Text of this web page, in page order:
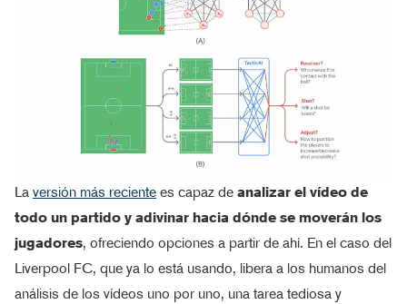
La versión más reciente es capaz de analizar el vídeo de
todo un partido y adivinar hacia dónde se moverán los
jugadores, ofreciendo opciones a partir de ahí. En el caso del
Liverpool FC, que ya lo está usando, libera a los humanos del
análisis de los vídeos uno por uno, una tarea tediosa y